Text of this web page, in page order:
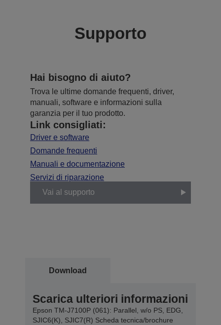
Supporto
Hai bisogno di aiuto?
Trova le ultime domande frequenti, driver,
manuali, software e informazioni sulla
garanzia per il tuo prodotto.
Link consigliati:
Driver e software
Domande frequenti
Manuali e documentazione
Servizi di riparazione
Vai al supporto
Download
Scarica ulteriori informazioni
Epson TM-J7100P (061): Parallel, w/o PS, EDG,
SJIC6(K), SJIC7(R) Scheda tecnica/brochure